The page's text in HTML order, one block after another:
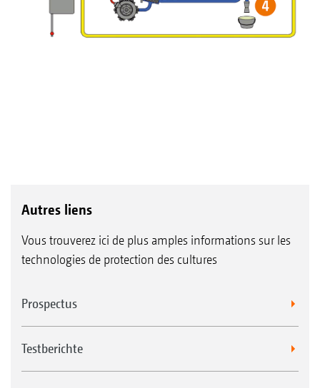
Autres liens
Vous trouverez ici de plus amples informations sur les
technologies de protection des cultures
Prospectus
Testberichte